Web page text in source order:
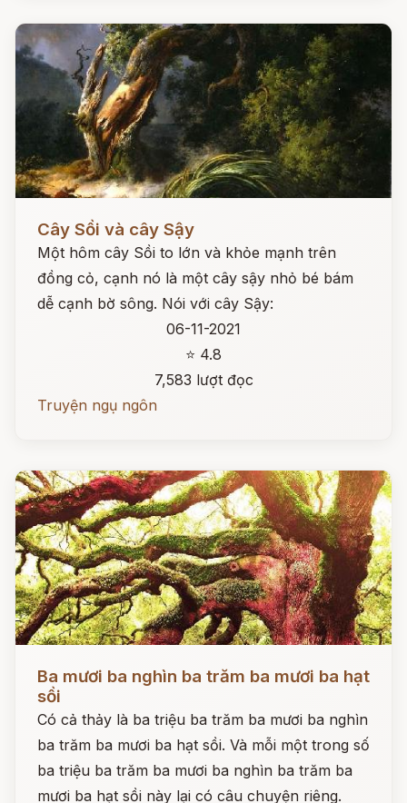
Cây Sồi và cây Sậy
Một hôm cây Sồi to lớn và khỏe mạnh trên
đồng cỏ, cạnh nó là một cây sậy nhỏ bé bám
dễ cạnh bờ sông. Nói với cây Sậy:
06-11-2021
⭐ 4.8
7,583 lượt đọc
Truyện ngụ ngôn
Ba mươi ba nghìn ba trăm ba mươi ba hạt
sồi
Có cả thảy là ba triệu ba trăm ba mươi ba nghìn
ba trăm ba mươi ba hạt sồi. Và mỗi một trong số
ba triệu ba trăm ba mươi ba nghìn ba trăm ba
mươi ba hạt sồi này lại có câu chuyện riêng.